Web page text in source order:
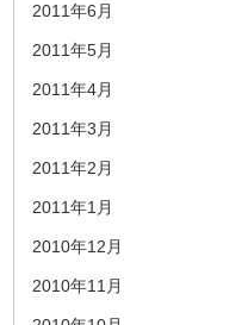
2011年6月
2011年5月
2011年4月
2011年3月
2011年2月
2011年1月
2010年12月
2010年11月